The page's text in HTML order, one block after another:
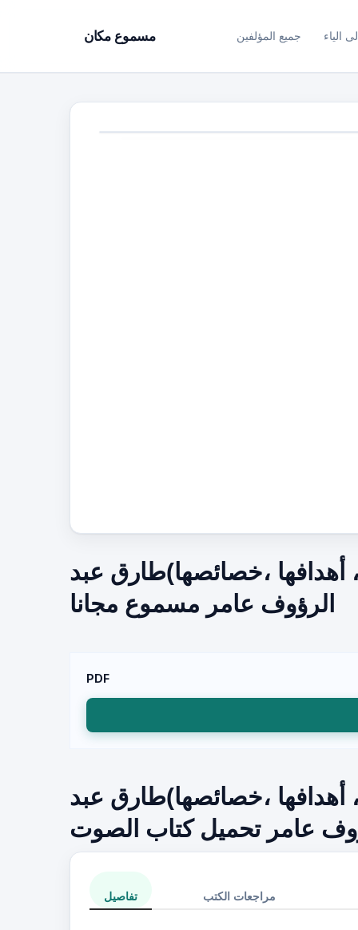
مسموع مكان جميع المؤلفين الياء
، أهدافها ،خصائصها)طارق عبد
الرؤوف عامر مسموع مجانا
PDF
، أهدافها ،خصائصها)طارق عبد
عامر تحميل كتاب الصوت
تفاصيل مراجعات الكتب